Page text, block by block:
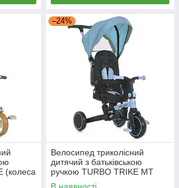
(колеса
–24%
Велосипед триколісний
дитячий з батьківською
ручкою TURBO TRIKE MT
1036 Blue Блакитний